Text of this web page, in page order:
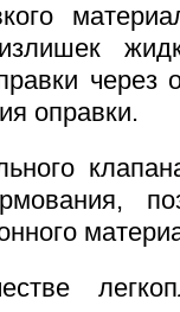
через
оправки.